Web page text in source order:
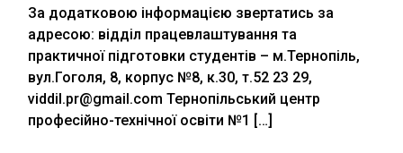
За додатковою інформацією звертатись за
адресою: відділ працевлаштування та
практичної підготовки студентів – м.Тернопіль,
вул.Гоголя, 8, корпус №8, к.30, т.52 23 29,
viddil.pr@gmail.com Тернопільський центр
професійно-технічної освіти №1 […]